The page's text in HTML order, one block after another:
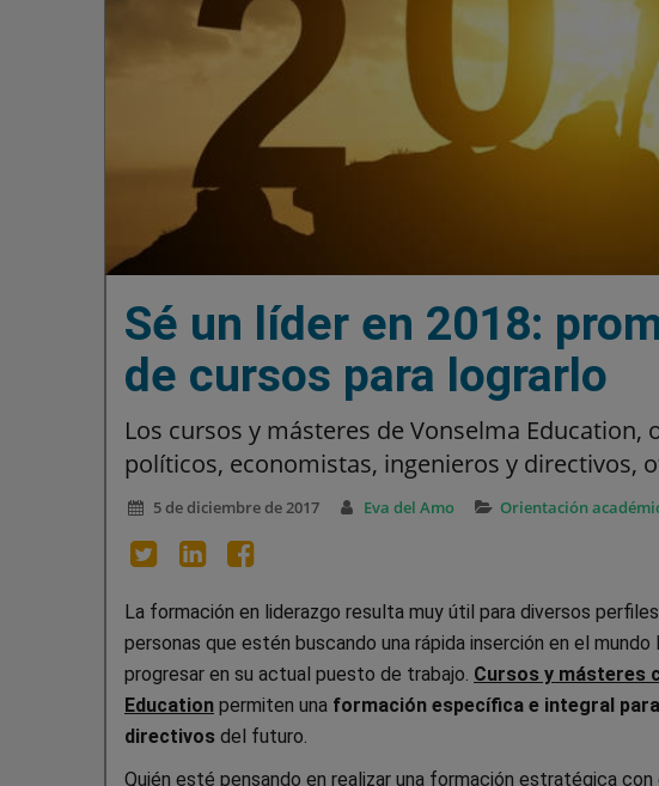
Sé un líder en 2018:
de cursos para lograrlo
Los cursos y másteres de Vonselma Education,
políticos, economistas, ingenieros y directivos,
5 de diciembre de 2017 Eva del Amo Orientación
La formación en liderazgo resulta muy útil para diversos
personas que estén buscando una rápida inserción en el
progresar en su actual puesto de trabajo. Cursos y másteres
Education permiten una formación específica e integral
directivos del futuro.
Quién esté pensando en realizar una formación estratégica